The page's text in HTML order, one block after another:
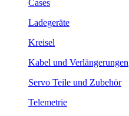
Cases
Ladegeräte
Kreisel
Kabel und Verlängerungen
Servo Teile und Zubehör
Telemetrie